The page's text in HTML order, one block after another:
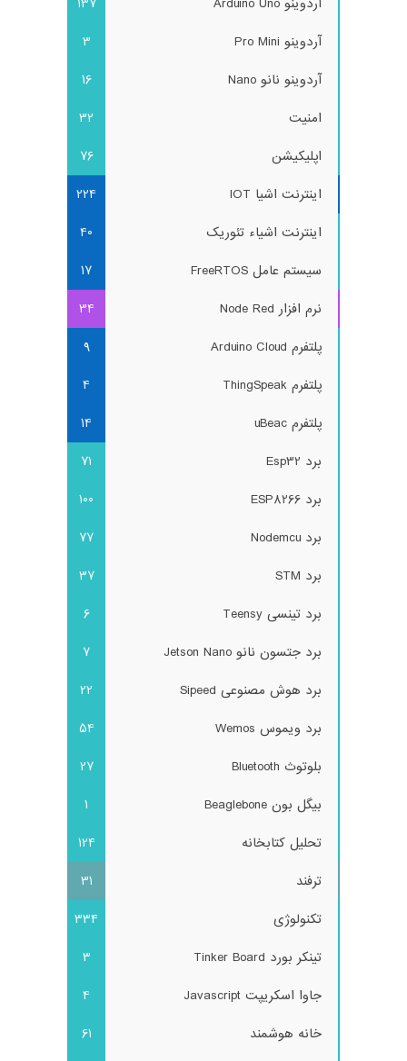
آردوینو Arduino Uno
137
آردوینو Pro Mini
3
آردوینو نانو Nano
16
امنیت
32
اپلیکیشن
76
اینترنت اشیا IOT
224
اینترنت اشیاء تئوریک
40
سیستم عامل FreeRTOS
17
نرم افزار Node Red
34
پلتفرم Arduino Cloud
9
پلتفرم ThingSpeak
4
پلتفرم uBeac
14
برد Esp32
71
برد ESP8266
100
برد Nodemcu
77
برد STM
37
برد تینسی Teensy
6
برد جتسون نانو Jetson Nano
7
برد هوش مصنوعی Sipeed
22
برد ویموس Wemos
54
بلوتوث Bluetooth
27
بیگل بون Beaglebone
1
تحلیل کتابخانه
124
ترفند
31
تکنولوژی
334
تینکر بورد Tinker Board
3
جاوا اسکریپت Javascript
4
خانه هوشمند
61